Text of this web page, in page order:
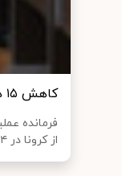
کاهش ۱۵ درصدی مرگ های کرونایی در تهران / وضعیت بیمارستان های پایتخت
از کرونا در ۲۴...